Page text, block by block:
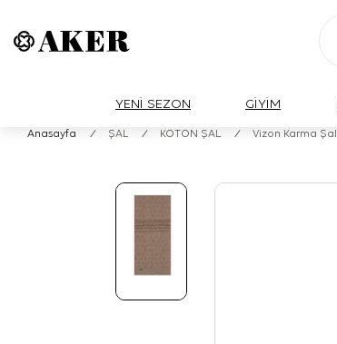
YENİ SEZON GİYİM
Anasayfa / ŞAL / KOTON ŞAL / Vizon Karma Şal